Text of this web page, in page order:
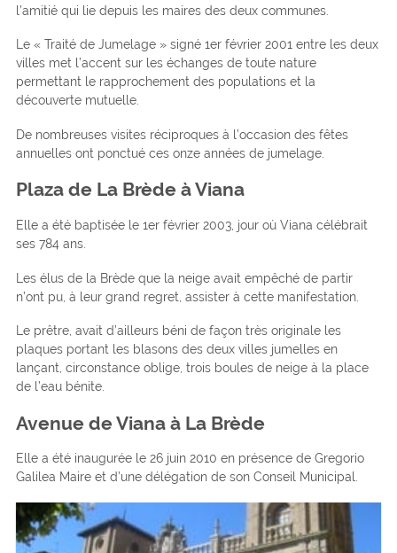
l’amitié qui lie depuis les maires des deux communes.
Le « Traité de Jumelage » signé 1er février 2001 entre les deux
villes met l’accent sur les échanges de toute nature
permettant le rapprochement des populations et la
découverte mutuelle.
De nombreuses visites réciproques à l’occasion des fêtes
annuelles ont ponctué ces onze années de jumelage.
Plaza de La Brède à Viana
Elle a été baptisée le 1er février 2003, jour où Viana célébrait
ses 784 ans.
Les élus de la Brède que la neige avait empêché de partir
n’ont pu, à leur grand regret, assister à cette manifestation.
Le prêtre, avait d’ailleurs béni de façon très originale les
plaques portant les blasons des deux villes jumelles en
lançant, circonstance oblige, trois boules de neige à la place
de l’eau bénite.
Avenue de Viana à La Brède
Elle a été inaugurée le 26 juin 2010 en présence de Gregorio
Galilea Maire et d’une délégation de son Conseil Municipal.